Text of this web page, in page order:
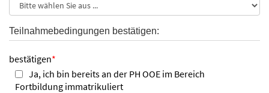
Teilnahmebedingungen bestätigen:
bestätigen*
Ja, ich bin bereits an der PH OOE im Bereich
Fortbildung immatrikuliert